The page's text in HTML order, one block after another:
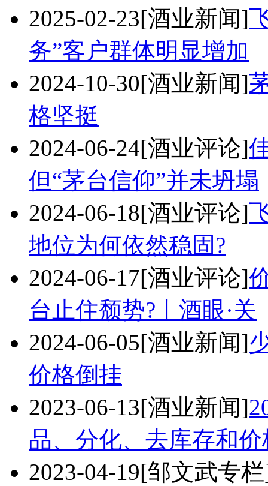
2025-02-23[酒业新闻]
务”客户群体明显增加
2024-10-30[酒业新闻]
格坚挺
2024-06-24[酒业评论]
但“茅台信仰”并未坍塌
2024-06-18[酒业评论]
地位为何依然稳固?
2024-06-17[酒业评论]
台止住颓势?丨酒眼·关
2024-06-05[酒业新闻]
价格倒挂
2023-06-13[酒业新闻]
品、分化、去库存和价
2023-04-19[邹文武专